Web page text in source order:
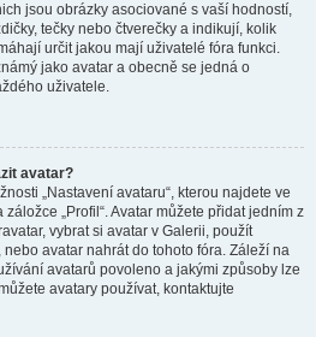
jsou obrázky asociované s vaší hodností,
tečky nebo čtverečky a indikují, kolik
určit jakou mají uživatelé fóra funkci.
jako avatar a obecně se jedná o
uživatele.
avatar?
„Nastavení avataru“, kterou najdete ve
„Profil“. Avatar můžete přidat jedním z
vybrat si avatar v Galerii, použít
avatar nahrát do tohoto fóra. Záleží na
avatarů povoleno a jakými způsoby lze
avatary používat, kontaktujte